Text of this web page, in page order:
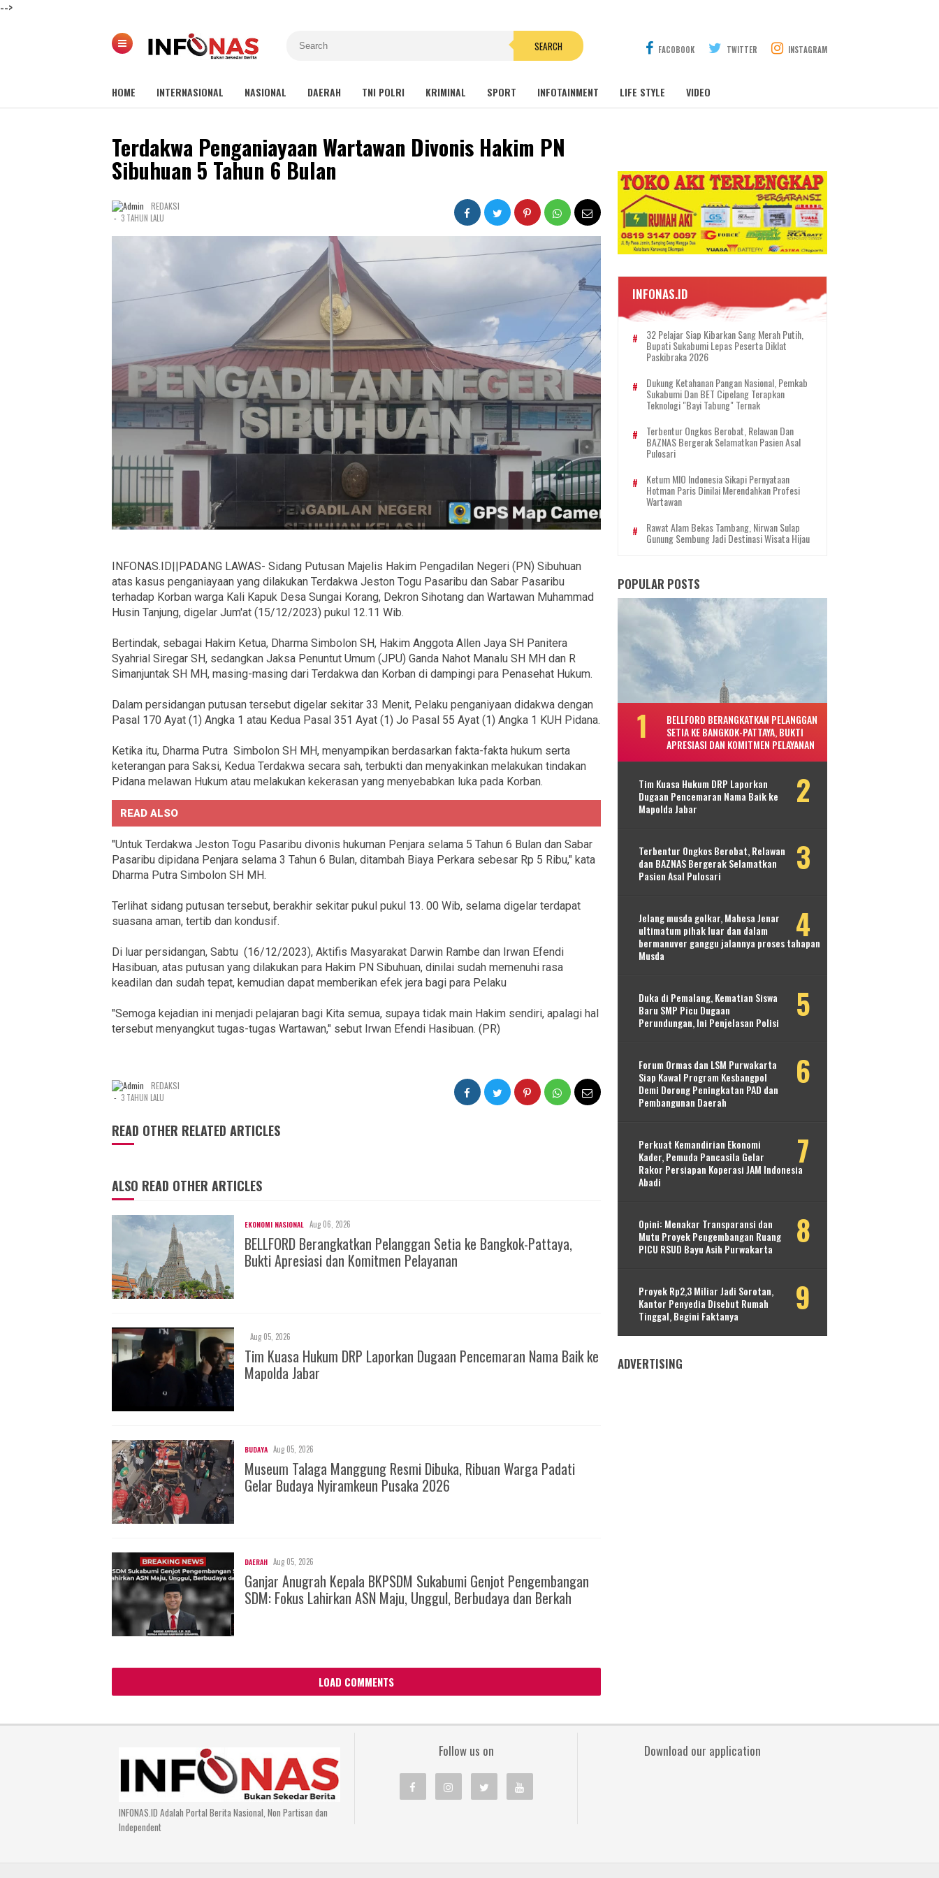
-->
SEARCH FACOBOOK TWITTER INSTAGRAM
HOME INTERNASIONAL NASIONAL DAERAH TNI POLRI KRIMINAL SPORT INFOTAINMENT LIFE STYLE VIDEO
Terdakwa Penganiayaan Wartawan Divonis Hakim PN
Sibuhuan 5 Tahun 6 Bulan
REDAKSI
- 3 TAHUN LALU
INFONAS.ID||PADANG LAWAS- Sidang Putusan Majelis Hakim Pengadilan Negeri (PN) Sibuhuan
atas kasus penganiayaan yang dilakukan Terdakwa Jeston Togu Pasaribu dan Sabar Pasaribu
terhadap Korban warga Kali Kapuk Desa Sungai Korang, Dekron Sihotang dan Wartawan Muhammad
Husin Tanjung, digelar Jum'at (15/12/2023) pukul 12.11 Wib.
Bertindak, sebagai Hakim Ketua, Dharma Simbolon SH, Hakim Anggota Allen Jaya SH Panitera
Syahrial Siregar SH, sedangkan Jaksa Penuntut Umum (JPU) Ganda Nahot Manalu SH MH dan R
Simanjuntak SH MH, masing-masing dari Terdakwa dan Korban di dampingi para Penasehat Hukum.
Dalam persidangan putusan tersebut digelar sekitar 33 Menit, Pelaku penganiyaan didakwa dengan
Pasal 170 Ayat (1) Angka 1 atau Kedua Pasal 351 Ayat (1) Jo Pasal 55 Ayat (1) Angka 1 KUH Pidana.
Ketika itu, Dharma Putra Simbolon SH MH, menyampikan berdasarkan fakta-fakta hukum serta
keterangan para Saksi, Kedua Terdakwa secara sah, terbukti dan menyakinkan melakukan tindakan
Pidana melawan Hukum atau melakukan kekerasan yang menyebabkan luka pada Korban.
READ ALSO
"Untuk Terdakwa Jeston Togu Pasaribu divonis hukuman Penjara selama 5 Tahun 6 Bulan dan Sabar
Pasaribu dipidana Penjara selama 3 Tahun 6 Bulan, ditambah Biaya Perkara sebesar Rp 5 Ribu," kata
Dharma Putra Simbolon SH MH.
Terlihat sidang putusan tersebut, berakhir sekitar pukul pukul 13. 00 Wib, selama digelar terdapat
suasana aman, tertib dan kondusif.
Di luar persidangan, Sabtu (16/12/2023), Aktifis Masyarakat Darwin Rambe dan Irwan Efendi
Hasibuan, atas putusan yang dilakukan para Hakim PN Sibuhuan, dinilai sudah memenuhi rasa
keadilan dan sudah tepat, kemudian dapat memberikan efek jera bagi para Pelaku
"Semoga kejadian ini menjadi pelajaran bagi Kita semua, supaya tidak main Hakim sendiri, apalagi hal
tersebut menyangkut tugas-tugas Wartawan," sebut Irwan Efendi Hasibuan. (PR)
REDAKSI
- 3 TAHUN LALU
READ OTHER RELATED ARTICLES
ALSO READ OTHER ARTICLES
EKONOMI NASIONAL Aug 06, 2026
BELLFORD Berangkatkan Pelanggan Setia ke Bangkok-Pattaya,
Bukti Apresiasi dan Komitmen Pelayanan
Aug 05, 2026
Tim Kuasa Hukum DRP Laporkan Dugaan Pencemaran Nama Baik ke
Mapolda Jabar
BUDAYA Aug 05, 2026
Museum Talaga Manggung Resmi Dibuka, Ribuan Warga Padati
Gelar Budaya Nyiramkeun Pusaka 2026
DAERAH Aug 05, 2026
Ganjar Anugrah Kepala BKPSDM Sukabumi Genjot Pengembangan
SDM: Fokus Lahirkan ASN Maju, Unggul, Berbudaya dan Berkah
LOAD COMMENTS
INFONAS.ID
32 Pelajar Siap Kibarkan Sang Merah Putih,
Bupati Sukabumi Lepas Peserta Diklat
Paskibraka 2026
Dukung Ketahanan Pangan Nasional, Pemkab
Sukabumi Dan BET Cipelang Terapkan
Teknologi "Bayi Tabung" Ternak
Terbentur Ongkos Berobat, Relawan Dan
BAZNAS Bergerak Selamatkan Pasien Asal
Pulosari
Ketum MIO Indonesia Sikapi Pernyataan
Hotman Paris Dinilai Merendahkan Profesi
Wartawan
Rawat Alam Bekas Tambang, Nirwan Sulap
Gunung Sembung Jadi Destinasi Wisata Hijau
POPULAR POSTS
BELLFORD BERANGKATKAN PELANGGAN
SETIA KE BANGKOK-PATTAYA, BUKTI
APRESIASI DAN KOMITMEN PELAYANAN
Tim Kuasa Hukum DRP Laporkan
Dugaan Pencemaran Nama Baik ke
Mapolda Jabar
Terbentur Ongkos Berobat, Relawan
dan BAZNAS Bergerak Selamatkan
Pasien Asal Pulosari
Jelang musda golkar, Mahesa Jenar
ultimatum pihak luar dan dalam
bermanuver ganggu jalannya proses tahapan
Musda
Duka di Pemalang, Kematian Siswa
Baru SMP Picu Dugaan
Perundungan, Ini Penjelasan Polisi
Forum Ormas dan LSM Purwakarta
Siap Kawal Program Kesbangpol
Demi Dorong Peningkatan PAD dan
Pembangunan Daerah
Perkuat Kemandirian Ekonomi
Kader, Pemuda Pancasila Gelar
Rakor Persiapan Koperasi JAM Indonesia
Abadi
Opini: Menakar Transparansi dan
Mutu Proyek Pengembangan Ruang
PICU RSUD Bayu Asih Purwakarta
Proyek Rp2,3 Miliar Jadi Sorotan,
Kantor Penyedia Disebut Rumah
Tinggal, Begini Faktanya
ADVERTISING
INFONAS.ID Adalah Portal Berita Nasional, Non Partisan dan
Independent
Follow us on Download our application